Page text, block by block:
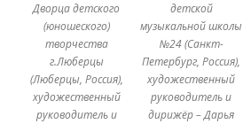
Дворца детского
(юношеского)
творчества
г.Люберцы
(Люберцы, Россия),
художественный
руководитель и
детской
музыкальной школы
№24 (Санкт-
Петербург, Россия),
художественный
руководитель и
дирижёр – Дарья